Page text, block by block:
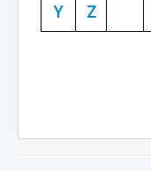
Y
Z